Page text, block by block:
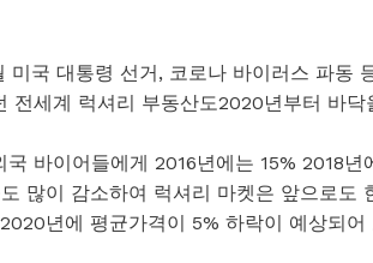
미국 대통령 선거, 코로나 바이러스 파동
전세계 럭셔리 부동산도2020년부터 바
바이어들에게 2016년에는 15% 2018
많이 감소하여 럭셔리 마켓은 앞으로도
년에 평균가격이 5% 하락이 예상되